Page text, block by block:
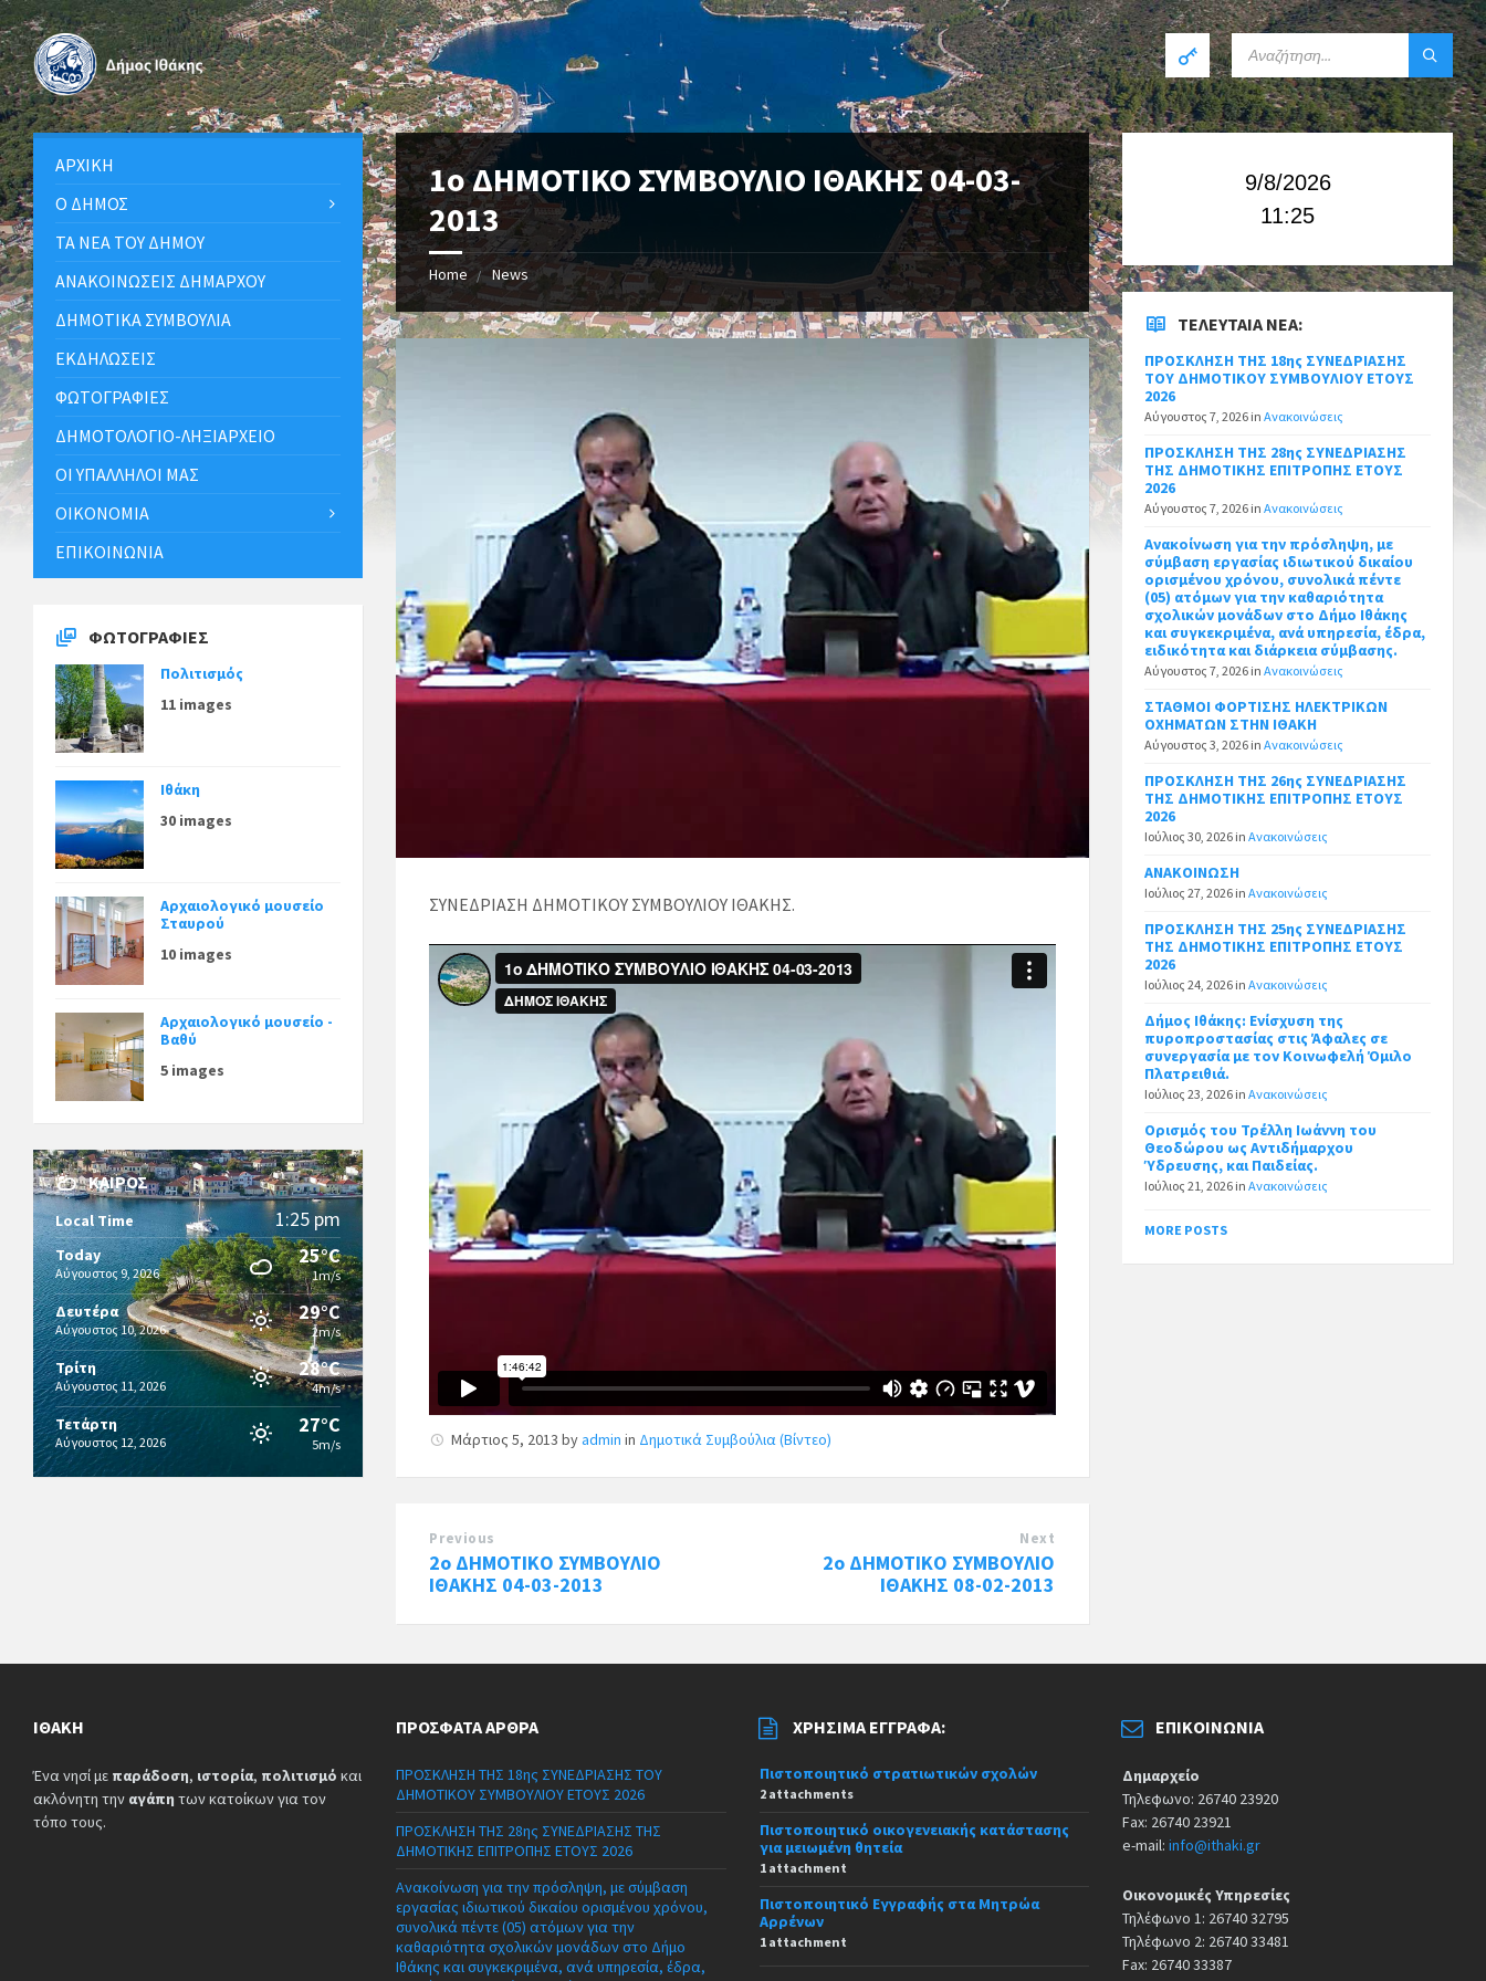
1o ΔΗΜΟΤΙΚΟ ΣΥΜΒΟΥΛΙΟ ΙΘΑΚΗΣ 04-03-
2013
Home News
ΣΥΝΕΔΡΙΑΣΗ ΔΗΜΟΤΙΚΟΥ ΣΥΜΒΟΥΛΙΟΥ ΙΘΑΚΗΣ.
Μάρτιος 5, 2013byadmin in Δημοτικά Συμβούλια (Βίντεο)
Previous
2ο ΔΗΜΟΤΙΚΟ ΣΥΜΒΟΥΛΙΟ
ΙΘΑΚΗΣ 04-03-2013
Next
2o ΔΗΜΟΤΙΚΟ ΣΥΜΒΟΥΛΙΟ
ΙΘΑΚΗΣ 08-02-2013
ΑΡΧΙΚΉ
Ο ΔΉΜΟΣ
ΤΑ ΝΈΑ ΤΟΥ ΔΉΜΟΥ
ΑΝΑΚΟΙΝΩΣΕΙΣ ΔΗΜΑΡΧΟΥ
ΔΗΜΟΤΙΚΆ ΣΥΜΒΟΎΛΙΑ
ΕΚΔΗΛΏΣΕΙΣ
ΦΩΤΟΓΡΑΦΊΕΣ
ΔΗΜΟΤΟΛΌΓΙΟ-ΛΗΞΙΑΡΧΕΊΟ
ΟΙ ΥΠΆΛΛΗΛΟΙ ΜΑΣ
ΟΙΚΟΝΟΜΊΑ
ΕΠΙΚΟΙΝΩΝΊΑ
ΦΩΤΟΓΡΑΦΊΕΣ
Πολιτισμός
11 images
Ιθάκη
30 images
Αρχαιολογικό μουσείο
Σταυρού
10 images
Αρχαιολογικό μουσείο -
Βαθύ
5 images
ΚΑΙΡΌΣ
Local Time 1:25 pm
Today
Αύγουστος 9, 2026
25°C
1m/s
Δευτέρα
Αύγουστος 10, 2026
29°C
2m/s
Τρίτη
Αύγουστος 11, 2026
28°C
4m/s
Τετάρτη
Αύγουστος 12, 2026
27°C
5m/s
9/8/2026
11:25
ΤΕΛΕΥΤΑΊΑ ΝΈΑ:
ΠΡΟΣΚΛΗΣΗ ΤΗΣ 18ης ΣΥΝΕΔΡΙΑΣΗΣ
ΤΟΥ ΔΗΜΟΤΙΚΟΥ ΣΥΜΒΟΥΛΙΟΥ ΕΤΟΥΣ
2026
Αύγουστος 7, 2026 inΑνακοινώσεις
ΠΡΟΣΚΛΗΣΗ ΤΗΣ 28ης ΣΥΝΕΔΡΙΑΣΗΣ
ΤΗΣ ΔΗΜΟΤΙΚΗΣ ΕΠΙΤΡΟΠΗΣ ΕΤΟΥΣ
2026
Αύγουστος 7, 2026 inΑνακοινώσεις
Ανακοίνωση για την πρόσληψη, με
σύμβαση εργασίας ιδιωτικού δικαίου
ορισμένου χρόνου, συνολικά πέντε
(05) ατόμων για την καθαριότητα
σχολικών μονάδων στο Δήμο Ιθάκης
και συγκεκριμένα, ανά υπηρεσία, έδρα,
ειδικότητα και διάρκεια σύμβασης.
Αύγουστος 7, 2026 inΑνακοινώσεις
ΣΤΑΘΜΟΙ ΦΟΡΤΙΣΗΣ ΗΛΕΚΤΡΙΚΩΝ
ΟΧΗΜΑΤΩΝ ΣΤΗΝ ΙΘΑΚΗ
Αύγουστος 3, 2026 inΑνακοινώσεις
ΠΡΟΣΚΛΗΣΗ ΤΗΣ 26ης ΣΥΝΕΔΡΙΑΣΗΣ
ΤΗΣ ΔΗΜΟΤΙΚΗΣ ΕΠΙΤΡΟΠΗΣ ΕΤΟΥΣ
2026
Ιούλιος 30, 2026 inΑνακοινώσεις
ΑΝΑΚΟΙΝΩΣΗ
Ιούλιος 27, 2026 inΑνακοινώσεις
ΠΡΟΣΚΛΗΣΗ ΤΗΣ 25ης ΣΥΝΕΔΡΙΑΣΗΣ
ΤΗΣ ΔΗΜΟΤΙΚΗΣ ΕΠΙΤΡΟΠΗΣ ΕΤΟΥΣ
2026
Ιούλιος 24, 2026 inΑνακοινώσεις
Δήμος Ιθάκης: Ενίσχυση της
πυροπροστασίας στις Άφαλες σε
συνεργασία με τον Κοινωφελή Όμιλο
Πλατρειθιά.
Ιούλιος 23, 2026 inΑνακοινώσεις
Ορισμός του Τρέλλη Ιωάννη του
Θεοδώρου ως Αντιδήμαρχου
Ύδρευσης, και Παιδείας.
Ιούλιος 21, 2026 inΑνακοινώσεις
MORE POSTS
ΙΘΆΚΗ
Ένα νησί με παράδοση, ιστορία, πολιτισμό και
ακλόνητη την αγάπη των κατοίκων για τον
τόπο τους.
ΠΡΌΣΦΑΤΑ ΆΡΘΡΑ
ΠΡΟΣΚΛΗΣΗ ΤΗΣ 18ης ΣΥΝΕΔΡΙΑΣΗΣ ΤΟΥ
ΔΗΜΟΤΙΚΟΥ ΣΥΜΒΟΥΛΙΟΥ ΕΤΟΥΣ 2026
ΠΡΟΣΚΛΗΣΗ ΤΗΣ 28ης ΣΥΝΕΔΡΙΑΣΗΣ ΤΗΣ
ΔΗΜΟΤΙΚΗΣ ΕΠΙΤΡΟΠΗΣ ΕΤΟΥΣ 2026
Ανακοίνωση για την πρόσληψη, με σύμβαση
εργασίας ιδιωτικού δικαίου ορισμένου χρόνου,
συνολικά πέντε (05) ατόμων για την
καθαριότητα σχολικών μονάδων στο Δήμο
Ιθάκης και συγκεκριμένα, ανά υπηρεσία, έδρα,
ΧΡΉΣΙΜΑ ΈΓΓΡΑΦΑ:
Πιστοποιητικό στρατιωτικών σχολών
2 attachments
Πιστοποιητικό οικογενειακής κατάστασης
για μειωμένη θητεία
1 attachment
Πιστοποιητικό Εγγραφής στα Μητρώα
Αρρένων
1 attachment
ΕΠΙΚΟΙΝΩΝΊΑ
Δημαρχείο
Τηλεφωνο: 26740 23920
Fax: 26740 23921
e-mail:info@ithaki.gr
Οικονομικές Υπηρεσίες
Τηλέφωνο 1: 26740 32795
Τηλέφωνο 2: 26740 33481
Fax: 26740 33387